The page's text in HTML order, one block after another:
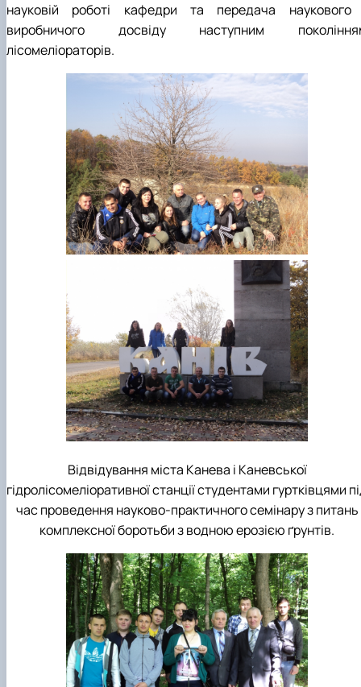
науковій роботі кафедри та передача наукового
виробничого досвіду наступним
лісомеліораторів.
Відвідування міста Канева і Каневської
гідролісомеліоративної станції студентами гуртківцями
час проведення науково-практичного семінару з питань
комплексної боротьби з водною ерозією ґрунтів.